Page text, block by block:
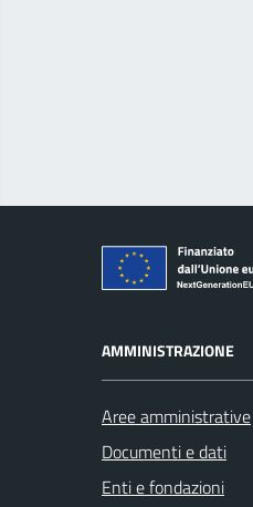
AMMINISTRAZIONE
Aree amministrative
Documenti e dati
Enti e fondazioni